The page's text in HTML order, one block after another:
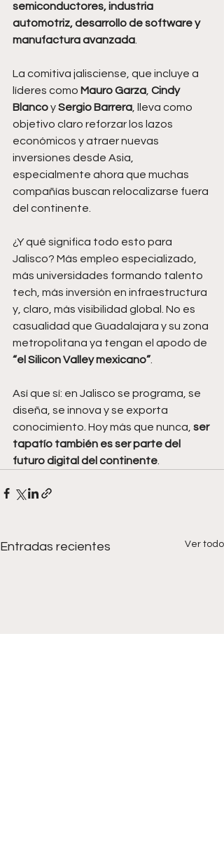
semiconductores, industria
automotriz, desarrollo de software y
manufactura avanzada.
La comitiva jalisciense, que incluye a
líderes como Mauro Garza, Cindy
Blanco y Sergio Barrera, lleva como
objetivo claro reforzar los lazos
económicos y atraer nuevas
inversiones desde Asia,
especialmente ahora que muchas
compañías buscan relocalizarse fuera
del continente.
¿Y qué significa todo esto para
Jalisco? Más empleo especializado,
más universidades formando talento
tech, más inversión en infraestructura
y, claro, más visibilidad global. No es
casualidad que Guadalajara y su zona
metropolitana ya tengan el apodo de
“el Silicon Valley mexicano”.
Así que sí: en Jalisco se programa, se
diseña, se innova y se exporta
conocimiento. Hoy más que nunca, ser
tapatío también es ser parte del
futuro digital del continente.
Entradas recientes Ver todo